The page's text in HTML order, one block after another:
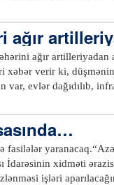
yaralandım”.Qeyd
cu il tarixli Cenevrə
qərar və
aidiyyəti olmayan,
zərbələr
ağır
ağır artilleriyadan
xəbər verir ki, düşmənin
evlər dağıdılıb,
top mərmilərinin
zamanda, şəhərin
şəhər sakinləri
qızı müxtəlif
evlərinə külli
İdarəsinin xidməti
işləri